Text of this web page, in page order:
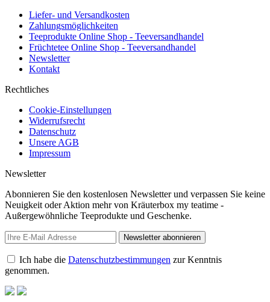
Liefer- und Versandkosten
Zahlungsmöglichkeiten
Teeprodukte Online Shop - Teeversandhandel
Früchtetee Online Shop - Teeversandhandel
Newsletter
Kontakt
Rechtliches
Cookie-Einstellungen
Widerrufsrecht
Datenschutz
Unsere AGB
Impressum
Newsletter
Abonnieren Sie den kostenlosen Newsletter und verpassen Sie keine
Neuigkeit oder Aktion mehr von Kräuterbox my teatime -
Außergewöhnliche Teeprodukte und Geschenke.
Newsletter abonnieren
Ich habe die Datenschutzbestimmungen zur Kenntnis
genommen.